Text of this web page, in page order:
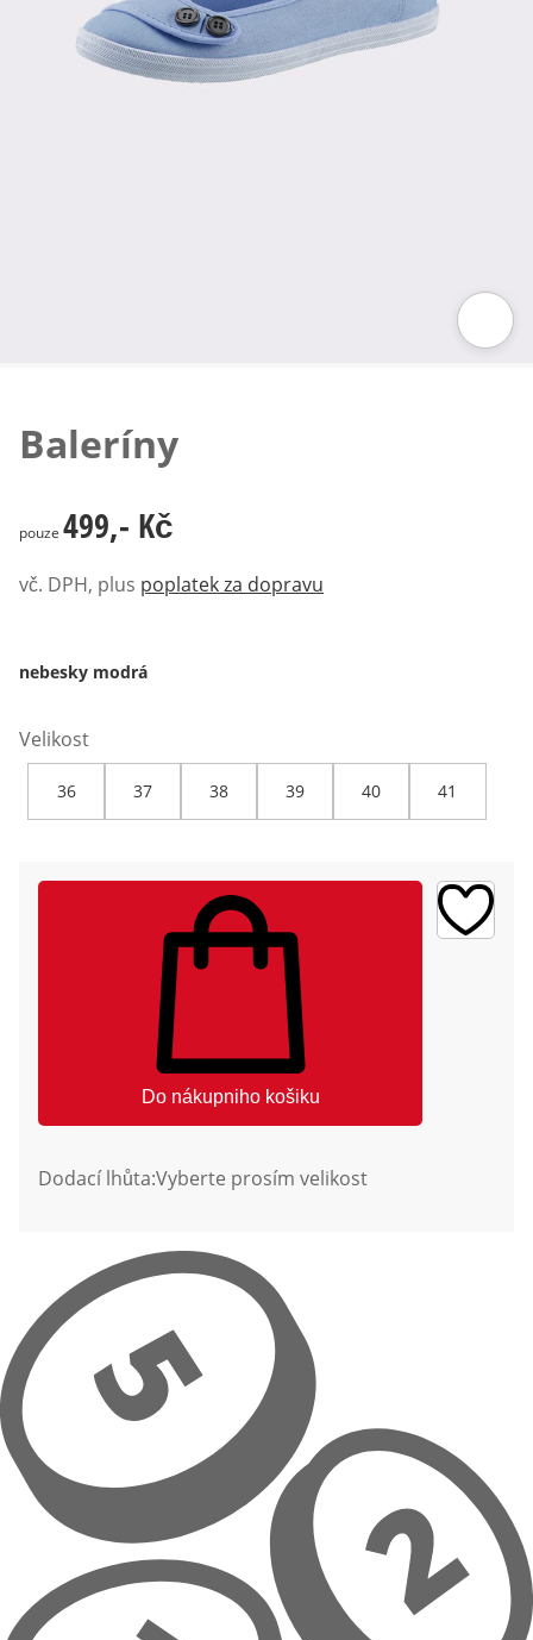
Baleríny
499,- Kč
pouze 499,- Kč
vč. DPH, plus poplatek za dopravu
nebesky modrá
Velikost
36 37 38 39 40 41
Do nákupniho košiku
Dodací lhůta:Vyberte prosím velikost